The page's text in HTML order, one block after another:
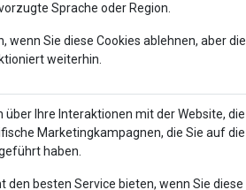
Sprache oder Region.
wenn Sie diese Cookies ablehnen, aber die
weiterhin.
Ihre Interaktionen mit der Website, die
Marketingkampagnen, die Sie auf die
haben.
den besten Service bieten, wenn Sie diese